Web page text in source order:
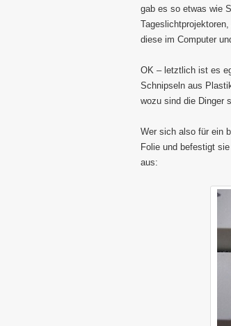
gab es so etwas wie
diese im Computer
OK – letztlich ist es
Schnipseln aus
wozu sind die Dinger
Wer sich also für ein
Folie und befestigt
aus: